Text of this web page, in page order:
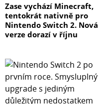
Zase vychází Minecraft,
tentokrát nativně pro
Nintendo Switch 2. Nová
verze dorazí v říjnu